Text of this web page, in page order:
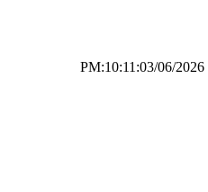
PM:10:11:03/06/2026